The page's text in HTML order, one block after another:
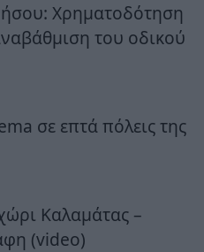
Χρηματοδότηση
του οδικού
σε επτά πόλεις της
Καλαμάτας –
(video)